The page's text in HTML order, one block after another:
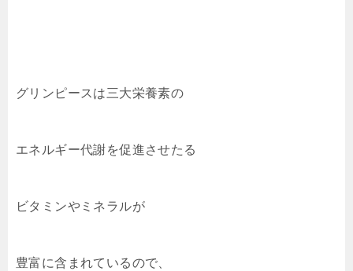
グリンピースは三大栄養素の
エネルギー代謝を促進させたる
ビタミンやミネラルが
豊富に含まれているので、